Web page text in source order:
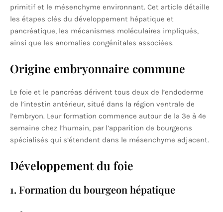
primitif et le mésenchyme environnant. Cet article détaille
les étapes clés du développement hépatique et
pancréatique, les mécanismes moléculaires impliqués,
ainsi que les anomalies congénitales associées.
Origine embryonnaire commune
Le foie et le pancréas dérivent tous deux de l’endoderme
de l’intestin antérieur, situé dans la région ventrale de
l’embryon. Leur formation commence autour de la 3e à 4e
semaine chez l’humain, par l’apparition de bourgeons
spécialisés qui s’étendent dans le mésenchyme adjacent.
Développement du foie
1. Formation du bourgeon hépatique